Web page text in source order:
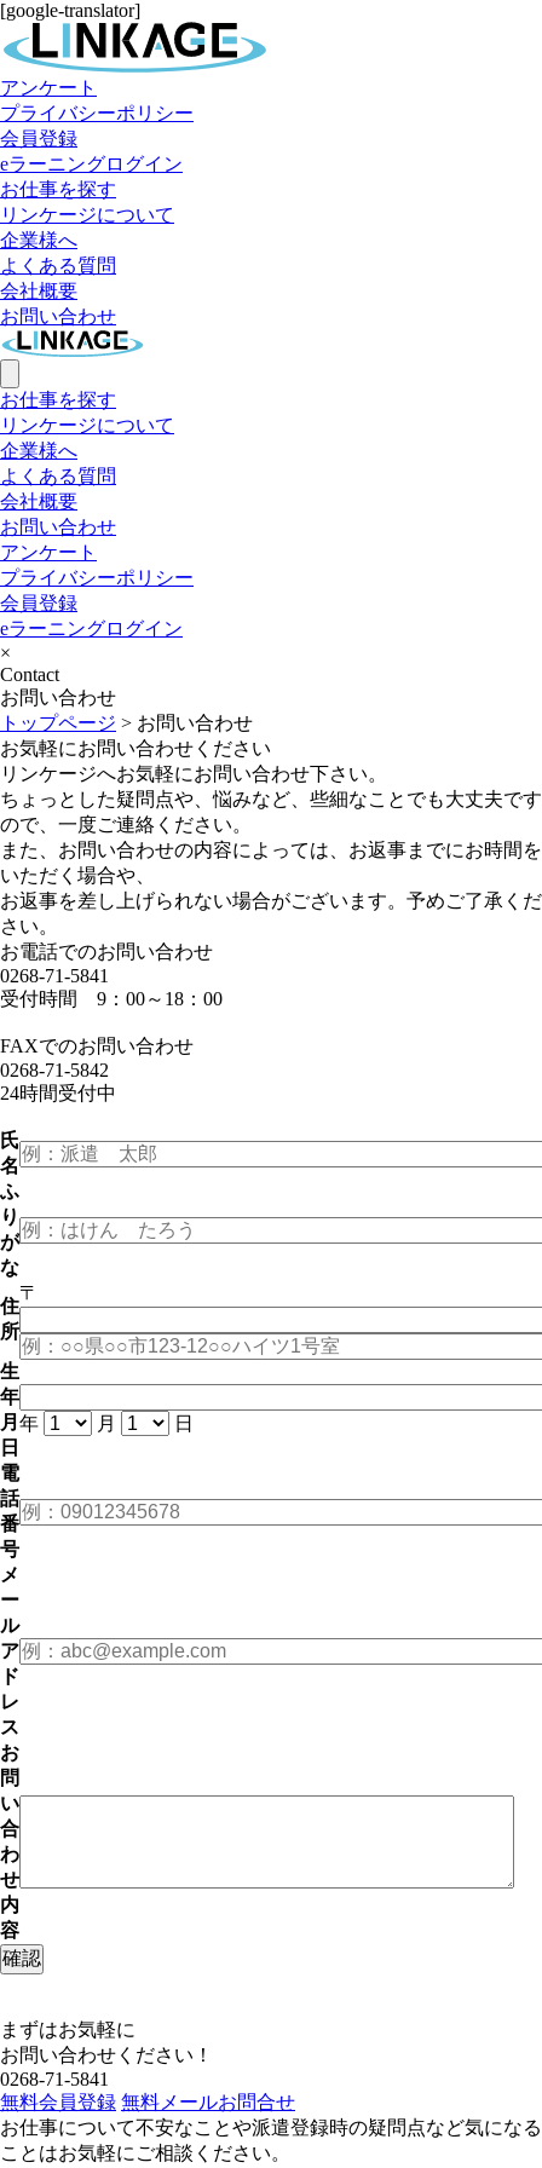
[google-translator]
アンケート
プライバシーポリシー
会員登録
eラーニングログイン
お仕事を探す
リンケージについて
企業様へ
よくある質問
会社概要
お問い合わせ
お仕事を探す
リンケージについて
企業様へ
よくある質問
会社概要
お問い合わせ
アンケート
プライバシーポリシー
会員登録
eラーニングログイン
×
Contact
お問い合わせ
トップページ > お問い合わせ
お気軽にお問い合わせください
リンケージへお気軽にお問い合わせ下さい。
ちょっとした疑問点や、悩みなど、些細なことでも大丈夫です
ので、一度ご連絡ください。
また、お問い合わせの内容によっては、お返事までにお時間を
いただく場合や、
お返事を差し上げられない場合がございます。予めご了承くだ
さい。
お電話でのお問い合わせ
0268-71-5841
受付時間 9：00～18：00
FAXでのお問い合わせ
0268-71-5842
24時間受付中
氏
名
ふ
り
が
な
住
所
〒
生
年
月
日
年 月 日
電
話
番
号
メ
ー
ル
ア
ド
レ
ス
お
問
い
合
わ
せ
内
容
まずはお気軽に
お問い合わせください！
0268-71-5841
無料会員登録 無料メールお問合せ
お仕事について不安なことや派遣登録時の疑問点など気になる
ことはお気軽にご相談ください。